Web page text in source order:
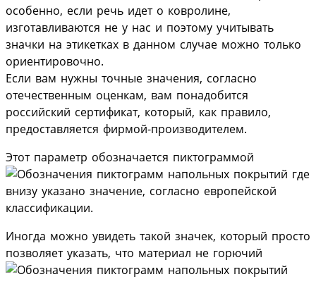
особенно, если речь идет о ковролине,
изготавливаются не у нас и поэтому учитывать
значки на этикетках в данном случае можно только
ориентировочно.
Если вам нужны точные значения, согласно
отечественным оценкам, вам понадобится
российский сертификат, который, как правило,
предоставляется фирмой-производителем.
Этот параметр обозначается пиктограммой
где
внизу указано значение, согласно европейской
классификации.
Иногда можно увидеть такой значек, который просто
позволяет указать, что материал не горючий